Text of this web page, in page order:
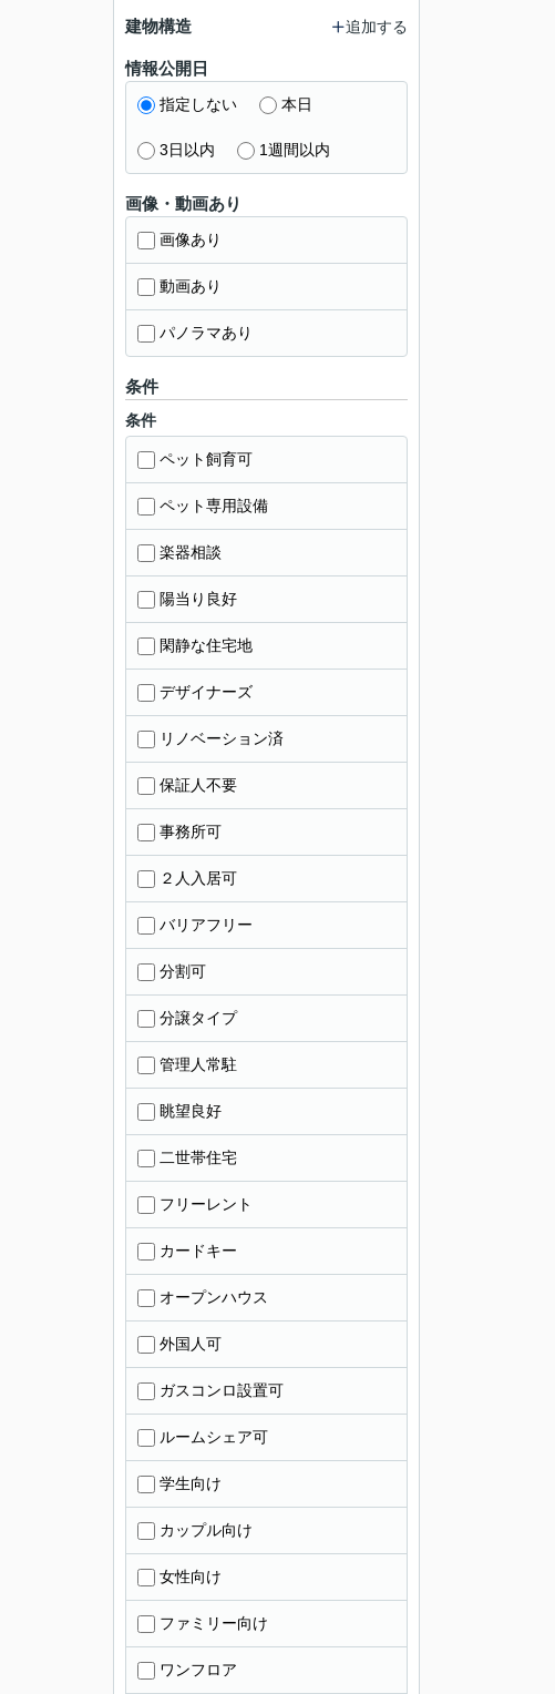
建物構造 追加する
情報公開日
指定しない 本日
3日以内 1週間以内
画像・動画あり
画像あり
動画あり
パノラマあり
条件
条件
ペット飼育可
ペット専用設備
楽器相談
陽当り良好
閑静な住宅地
デザイナーズ
リノベーション済
保証人不要
事務所可
２人入居可
バリアフリー
分割可
分譲タイプ
管理人常駐
眺望良好
二世帯住宅
フリーレント
カードキー
オープンハウス
外国人可
ガスコンロ設置可
ルームシェア可
学生向け
カップル向け
女性向け
ファミリー向け
ワンフロア